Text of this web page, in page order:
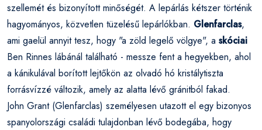
szellemét és bizonyított minőségét. A lepárlás kétszer történik
hagyományos, közvetlen tüzelésű lepárlókban. Glenfarclas,
ami gaelül annyit tesz, hogy "a zöld legelő völgye", a skóciai
Ben Rinnes lábánál található - messze fent a hegyekben, ahol
a kánikulával borított lejtőkön az olvadó hó kristálytiszta
forrásvízzé változik, amely az alatta lévő gránitból fakad.
John Grant (Glenfarclas) személyesen utazott el egy bizonyos
spanyolországi családi tulajdonban lévő bodegába, hogy